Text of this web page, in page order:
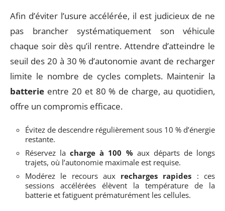
Afin d’éviter l’usure accélérée, il est judicieux de ne
pas brancher systématiquement son véhicule
chaque soir dès qu’il rentre. Attendre d’atteindre le
seuil des 20 à 30 % d’autonomie avant de recharger
limite le nombre de cycles complets. Maintenir la
batterie entre 20 et 80 % de charge, au quotidien,
offre un compromis efficace.
Évitez de descendre régulièrement sous 10 % d’énergie
restante.
Réservez lacharge à 100 % aux départs de longs
trajets, où l’autonomie maximale est requise.
Modérez le recours aux recharges rapides : ces
sessions accélérées élèvent la température de la
batterie et fatiguent prématurément les cellules.